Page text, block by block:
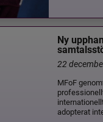
Ny
22
MFoF
adopterat